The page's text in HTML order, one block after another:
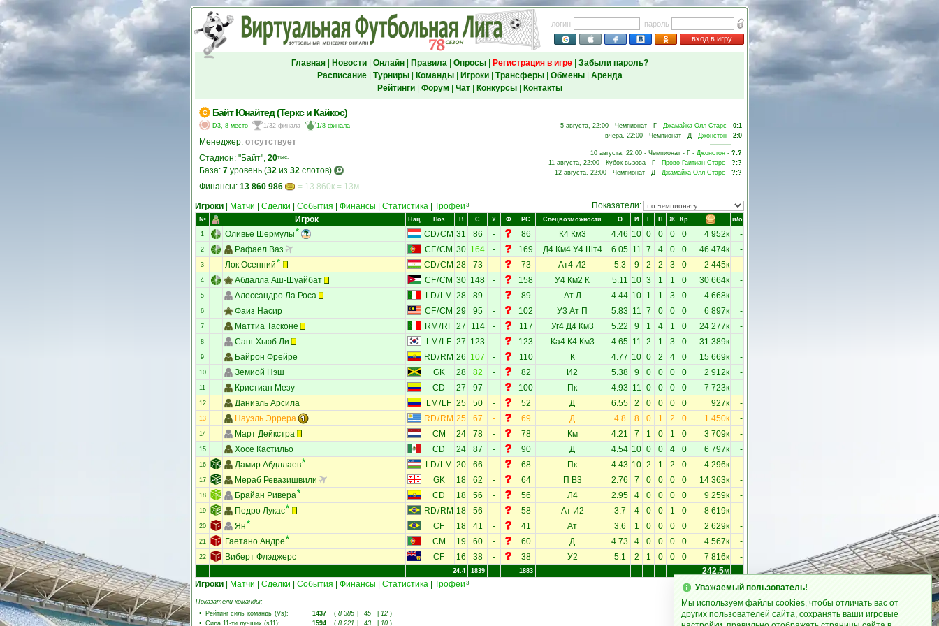
логин
пароль
вход в игру
Главная| Новости| Онлайн| Правила| Опросы| Регистрация в игре| Забыли пароль?
Расписание| Турниры| Команды| Игроки| Трансферы| Обмены| Аренда
Рейтинги| Форум Чат| Конкурсы| Контакты
Байт Юнайтед (Теркс и Кайкос)
D3, 8 место 1/32 финала 1/8 финала
Менеджер: отсутствует
Стадион: "Байт", 20тыс.
База: 7 уровень (32 из 32 слотов)
Финансы: 13 860 986 = 13 860к = 13м
5 августа, 22:00 - Чемпионат - Г - Джамайка Олл Старс - 0:1
вчера, 22:00 - Чемпионат - Д - Джонстон - 2:0
10 августа, 22:00 - Чемпионат - Г - Джонстон - ?:?
11 августа, 22:00 - Кубок вызова - Г - Прово Гаитиан Старс - ?:?
12 августа, 22:00 - Чемпионат - Д - Джамайка Олл Старс - ?:?
Игроки Матчи Сделки События Финансы Статистика Трофеи 3 Показатели:
№ Игрок Нац Поз В С У Ф РС Спецвозможности О И Г П Ж Кр и/о
1 Оливье Шермулы CD/CM 31 86 - 86 К4 Км3 4.46 10 0 0 0 0 4 952к -
2 Рафаел Ваз CF/CM 30 164 - 169 Д4 Км4 У4 Шт4 6.05 11 7 4 0 0 46 474к -
3 Лок Осенний CD/CM 28 73 - 73 Ат4 И2 5.3 9 2 2 3 0 2 445к -
4 Абдалла Аш-Шуайбат CF/CM 30 148 - 158 У4 Км2 К 5.11 10 3 1 1 0 30 664к -
5 Алессандро Ла Роса LD/ LM 28 89 - 89 Ат Л 4.44 10 1 1 3 0 4 668к -
6 Фаиз Насир CF/CM 29 95 - 102 У3 Ат П 5.83 11 7 0 0 0 6 897к -
7 Маттиа Тасконе RM / RF 27 114 - 117 Уг4 Д4 Км3 5.22 9 1 4 1 0 24 277к -
8 Санг Хьюб Ли LM / LF 27 123 - 123 Ка4 К4 Км3 4.65 11 2 1 3 0 31 389к -
9 Байрон Фрейре RD/ RM 26 107 - 110 К 4.77 10 0 2 4 0 15 669к -
10 Земиой Нэш GK 28 82 - 82 И2 5.38 9 0 0 0 0 2 912к -
11 Кристиан Мезу CD 27 97 - 100 Пк 4.93 11 0 0 0 0 7 723к -
12 Даниэль Арсила LM / LF 25 50 - 52 Д 6.55 2 0 0 0 0 927к -
13 Науэль Эррера RD/ RM 25 67 - 69 Д 4.8 8 0 1 2 0 1 450к -
14 Март Дейкстра CM 24 78 - 78 Км 4.21 7 1 0 1 0 3 709к -
15 Хосе Кастильо CD 24 87 - 90 Д 4.54 10 0 0 4 0 6 797к -
16 Дамир Абдллаев LD/ LM 20 66 - 68 Пк 4.43 10 2 1 2 0 4 296к -
17 Мераб Ревазишвили GK 18 62 - 64 П В3 2.76 7 0 0 0 0 14 363к -
18 Брайан Ривера CD 18 56 - 56 Л4 2.95 4 0 0 0 0 9 259к -
19 Педро Лукас RD/ RM 18 56 - 58 Ат И2 3.7 4 0 0 1 0 8 619к -
20 Ян CF 18 41 - 41 Ат 3.6 1 0 0 0 0 2 629к -
21 Гаетано Андре CM 19 60 - 60 Д 4.73 4 0 0 0 0 4 567к -
22 Виберт Флэджерс CF 16 38 - 38 У2 5.1 2 1 0 0 0 7 816к -
24.4 1839 1883 242.5м
Игроки
Матчи Сделки События Финансы Статистика Трофеи 3
Показатели команды:
• Рейтинг силы команды (Vs): 1437 ( 8 385 45 12 )
• Сила 11-ти лучших (s11): 1594 ( 8 221 43 10 )
Уважаемый пользователь!
Мы используем файлы cookies, чтобы отличать вас от
других пользователей сайта, сохранять ваши игровые